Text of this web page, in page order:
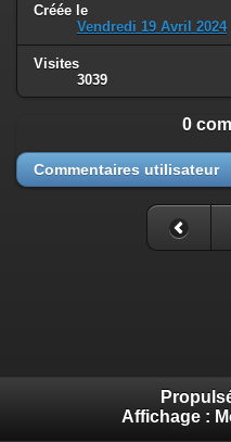
Créée le
Vendredi 19 Avril 2024
Visites
3039
0
Commentaires utilisateur
Affichage :